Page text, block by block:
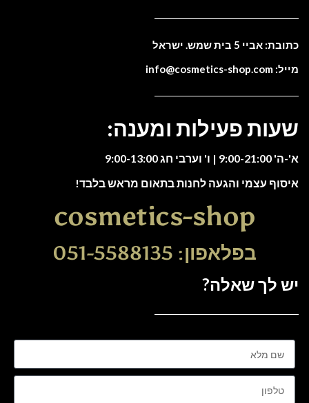
כתובת: אביי 5 בית שמש. ישראל
מייל: info@cosmetics-shop.com
שעות פעילות ומענה:
א'-ה' 9:00-21:00 | ו' וערבי חג 9:00-13:00
איסוף עצמי והגעה לחנות בתאום מראש בלבד!
cosmetics-shop
בפלאפון: 051-5588135
יש לך שאלה?